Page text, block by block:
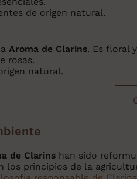
de origen natural.
Aroma de Clarins. Es floral
rosas.
natural.
de Clarins han sido
los principios de la